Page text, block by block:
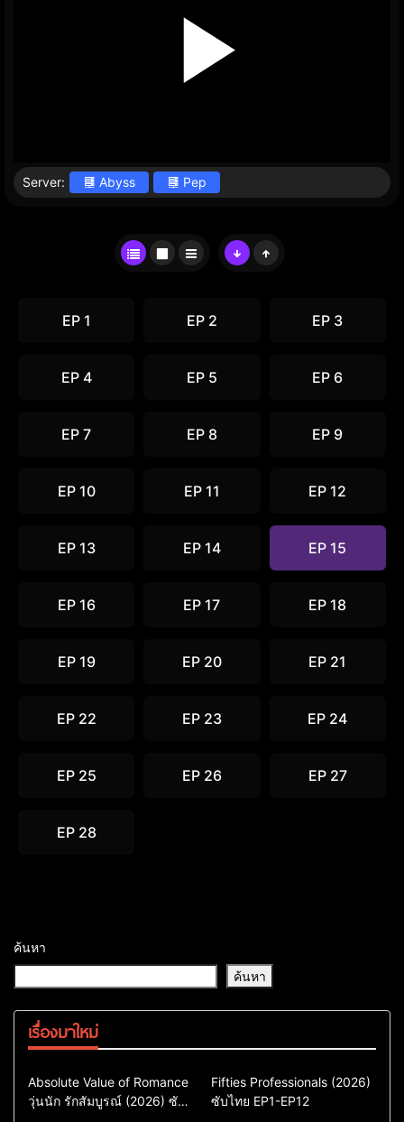
Server: Abyss Pep
EP 1 EP 2 EP 3
EP 4 EP 5 EP 6
EP 7 EP 8 EP 9
EP 10 EP 11 EP 12
EP 13 EP 14 EP 15
EP 16 EP 17 EP 18
EP 19 EP 20 EP 21
EP 22 EP 23 EP 24
EP 25 EP 26 EP 27
EP 28
ค้นหา
ค้นหา
เรื่องมาใหม่
Comedy
Drama
ซีรี่ย์เกาหลี
Absolute Value of Romance
วุ่นนัก รักสัมบูรณ์ (2026) ซับ
Action & Adventure
Comedy
Drama
Fifties Professionals (2026)
ซับไทย EP1-EP12